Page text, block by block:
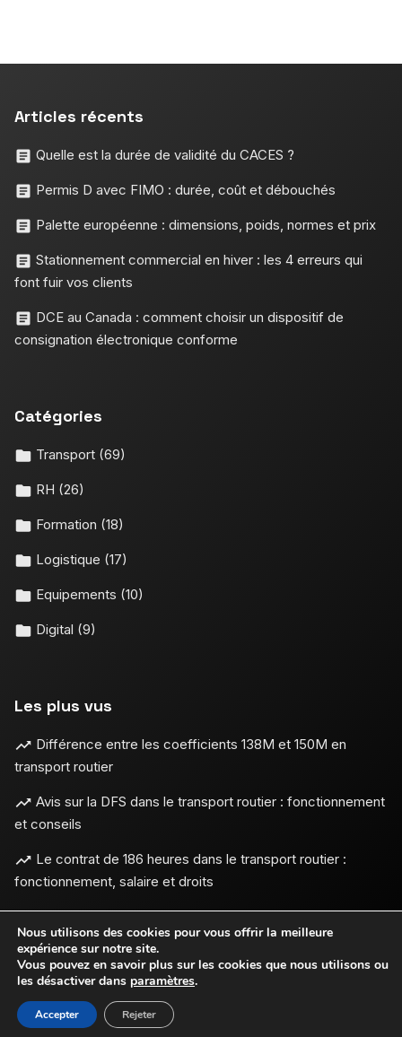
Articles récents
Quelle est la durée de validité du CACES ?
Permis D avec FIMO : durée, coût et débouchés
Palette européenne : dimensions, poids, normes et prix
Stationnement commercial en hiver : les 4 erreurs qui
font fuir vos clients
DCE au Canada : comment choisir un dispositif de
consignation électronique conforme
Catégories
Transport (69)
RH (26)
Formation (18)
Logistique (17)
Equipements (10)
Digital (9)
Les plus vus
Différence entre les coefficients 138M et 150M en
transport routier
Avis sur la DFS dans le transport routier : fonctionnement
et conseils
Le contrat de 186 heures dans le transport routier :
fonctionnement, salaire et droits
Mentions légales •
Confidentialité
© 2026
droits réservés
Nous utilisons des cookies pour vous offrir la meilleure
expérience sur notre site.
Vous pouvez en savoir plus sur les cookies que nous utilisons ou
les désactiver dans paramètres.
Accepter Rejeter